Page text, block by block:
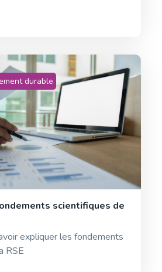
durable
scientifiques de
expliquer les fondements
RSE